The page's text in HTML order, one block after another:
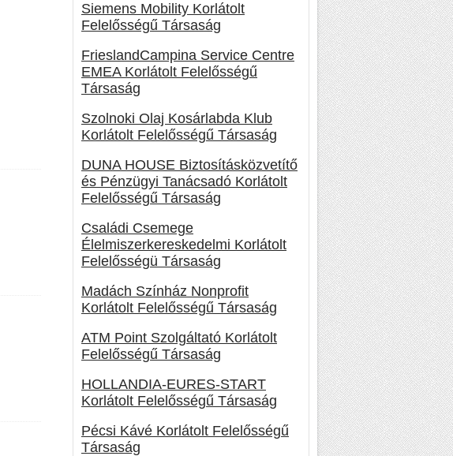
Siemens Mobility Korlátolt
Felelősségű Társaság
FrieslandCampina Service Centre
EMEA Korlátolt Felelősségű
Társaság
Szolnoki Olaj Kosárlabda Klub
Korlátolt Felelősségű Társaság
DUNA HOUSE Biztosításközvetítő
és Pénzügyi Tanácsadó Korlátolt
Felelősségű Társaság
Családi Csemege
Élelmiszerkereskedelmi Korlátolt
Felelősségü Társaság
Madách Színház Nonprofit
Korlátolt Felelősségű Társaság
ATM Point Szolgáltató Korlátolt
Felelősségű Társaság
HOLLANDIA-EURES-START
Korlátolt Felelősségű Társaság
Pécsi Kávé Korlátolt Felelősségű
Társaság